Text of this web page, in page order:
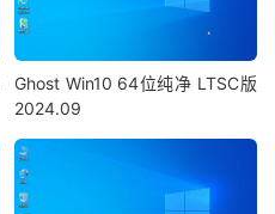
Ghost Win10 64位纯净 LTSC版
2024.09